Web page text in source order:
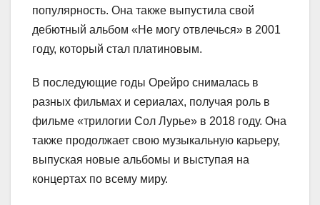
популярность. Она также выпустила свой
дебютный альбом «Не могу отвлечься» в 2001
году, который стал платиновым.
В последующие годы Орейро снималась в
разных фильмах и сериалах, получая роль в
фильме «трилогии Сол Лурье» в 2018 году. Она
также продолжает свою музыкальную карьеру,
выпуская новые альбомы и выступая на
концертах по всему миру.